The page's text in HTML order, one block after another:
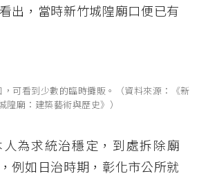
出，當時新竹城隍廟口便已有
可看到少數的臨時攤販。（資料來源：《新
隍廟：建築藝術與歷史》）
為求統治穩定，到處拆除廟
例如日治時期，彰化市公所就